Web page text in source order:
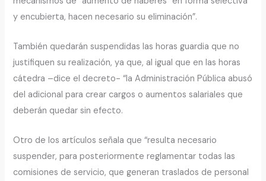
y encubierta, hacen necesario su eliminación”.
También quedarán suspendidas las horas guardia que no
justifiquen su realización, ya que, al igual que en las horas
cátedra –dice el decreto- “la Administración Pública abusó
del adicional para crear cargos o aumentos salariales que
deberán quedar sin efecto.
Otro de los artículos señala que “resulta necesario
suspender, para posteriormente reglamentar todas las
comisiones de servicio, que generan traslados de personal